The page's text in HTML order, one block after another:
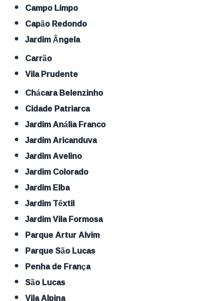
Campo Limpo
Capão Redondo
Jardim Ângela
Carrão
Vila Prudente
Chácara Belenzinho
Cidade Patriarca
Jardim Anália Franco
Jardim Aricanduva
Jardim Avelino
Jardim Colorado
Jardim Elba
Jardim Têxtil
Jardim Vila Formosa
Parque Artur Alvim
Parque São Lucas
Penha de França
São Lucas